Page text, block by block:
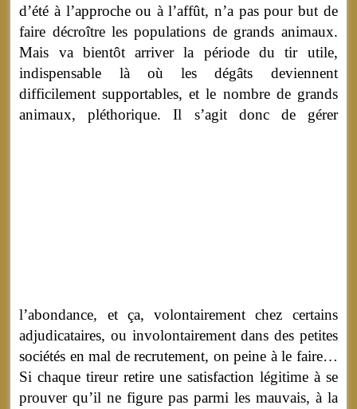
d’été à l’approche ou à l’affût, n’a pas pour but de
faire décroître les populations de grands animaux.
Mais va bientôt arriver la période du tir utile,
indispensable là où les dégâts deviennent
difficilement supportables, et le nombre de grands
animaux, pléthorique.Il s’agit donc de gérer
l’abondance, et ça, volontairement chez certains
adjudicataires, ou involontairement dans des petites
sociétés en mal de recrutement, on peine à le faire…
Si chaque tireur retire une satisfaction légitime à se
prouver qu’il ne figure pas parmi les mauvais, à la